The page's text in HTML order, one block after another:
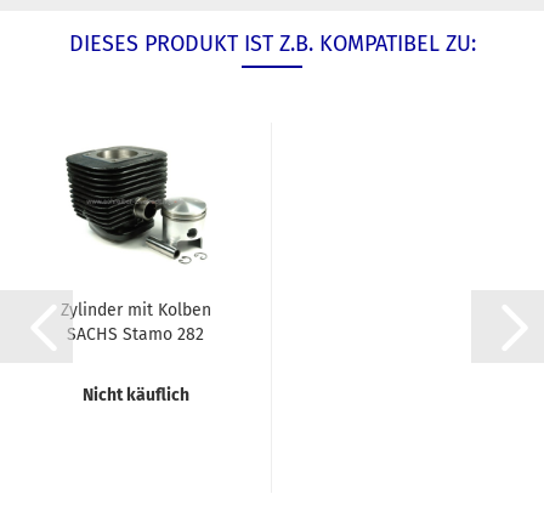
DIESES PRODUKT IST Z.B. KOMPATIBEL ZU:
Zylinder mit Kolben
SACHS Stamo 282
Nicht käuflich